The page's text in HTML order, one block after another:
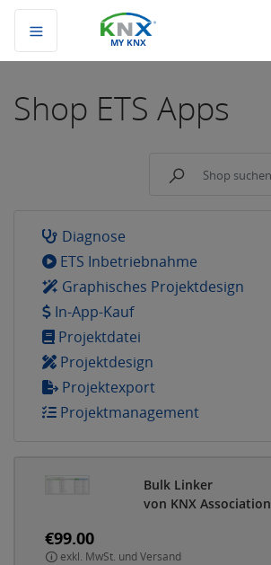
MY KNX
Shop ETS Apps
Diagnose
ETS Inbetriebnahme
Graphisches Projektdesign
In-App-Kauf
Projektdatei
Projektdesign
Projektexport
Projektmanagement
Bulk Linker
von KNX Association
€99.00
exkl. MwSt. und Versand